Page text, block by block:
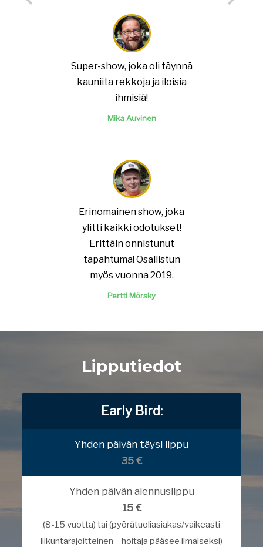
Super-show, joka oli täynnä
kauniita rekkoja ja iloisia
ihmisiä!
Mika Auvinen
Erinomainen show, joka
ylitti kaikki odotukset!
Erittäin onnistunut
tapahtuma! Osallistun
myös vuonna 2019.
Pertti Mörsky
Lipputiedot
Early Bird:
Yhden päivän täysi lippu
35 €
Yhden päivän alennuslippu
15 €
(8-15 vuotta) tai (pyörätuoliasiakas/vaikeasti
liikuntarajoitteinen – hoitaja pääsee ilmaiseksi)